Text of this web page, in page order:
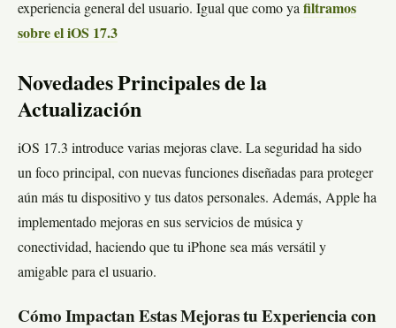
experiencia general del usuario. Igual que como ya filtramos
sobre el iOS 17.3
Novedades Principales de la
Actualización
iOS 17.3 introduce varias mejoras clave. La seguridad ha sido
un foco principal, con nuevas funciones diseñadas para proteger
aún más tu dispositivo y tus datos personales. Además, Apple ha
implementado mejoras en sus servicios de música y
conectividad, haciendo que tu iPhone sea más versátil y
amigable para el usuario.
Cómo Impactan Estas Mejoras tu Experiencia con